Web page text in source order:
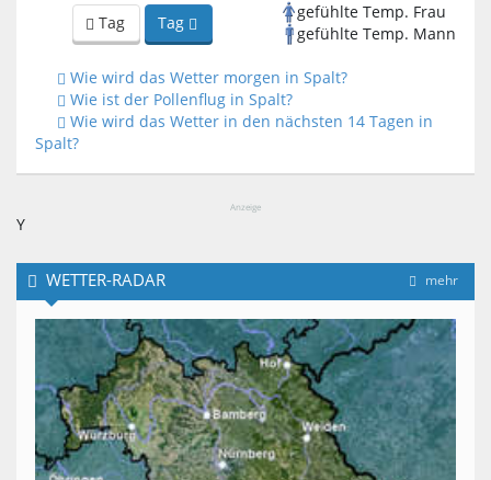
Tag Tag
gefühlte Temp. Frau
gefühlte Temp. Mann
Wie wird das Wetter morgen in Spalt?
Wie ist der Pollenflug in Spalt?
Wie wird das Wetter in den nächsten 14 Tagen in
Spalt?
Anzeige
Y
mehr
WETTER-RADAR